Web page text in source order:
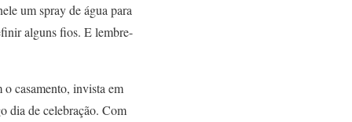
um spray de água para
alguns fios. E lembre-
o casamento, invista em
dia de celebração. Com